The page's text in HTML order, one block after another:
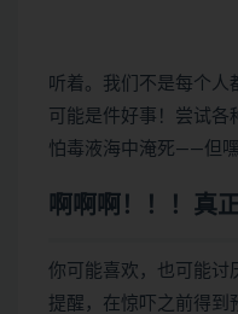
听着。我们不是每个
可能是件好事！尝试各
怕毒液海中淹死——但
啊啊啊！！！真
你可能喜欢，也可能讨
提醒，在惊吓之前得到